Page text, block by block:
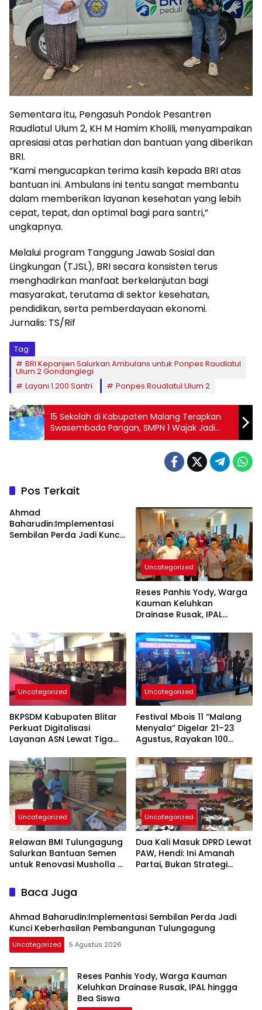
Sementara itu, Pengasuh Pondok Pesantren
Raudlatul Ulum 2, KH M Hamim Kholili, menyampaikan
apresiasi atas perhatian dan bantuan yang diberikan
BRI.
“Kami mengucapkan terima kasih kepada BRI atas
bantuan ini. Ambulans ini tentu sangat membantu
dalam memberikan layanan kesehatan yang lebih
cepat, tepat, dan optimal bagi para santri,”
ungkapnya.
Melalui program Tanggung Jawab Sosial dan
Lingkungan (TJSL), BRI secara konsisten terus
menghadirkan manfaat berkelanjutan bagi
masyarakat, terutama di sektor kesehatan,
pendidikan, serta pemberdayaan ekonomi.
Jurnalis: TS/Rif
Tag:
BRI Kepanjen Salurkan Ambulans untuk Ponpes Raudlatul
Ulum 2 Gondanglegi
Layani 1.200 Santri
Ponpes Roudlatul Ulum 2
15 Sekolah di Kabupaten Malang Terapkan
Swasembada Pangan, SMPN 1 Wajak Jadi
Percontohan
Pos Terkait
Ahmad
Baharudin:Implementasi
Sembilan Perda Jadi Kunci
Uncategorized
Reses Panhis Yody, Warga
Kauman Keluhkan
Drainase Rusak, IPAL
Uncategorized
BKPSDM Kabupaten Blitar
Perkuat Digitalisasi
Layanan ASN Lewat Tiga
Uncategorized
Festival Mbois 11 “Malang
Menyala” Digelar 21–23
Agustus, Rayakan 100
dan Status UNESCO
Uncategorized
Relawan BMI Tulungagung
Salurkan Bantuan Semen
untuk Renovasi Musholla Al
Uncategorized
Dua Kali Masuk DPRD Lewat
PAW, Hendi: Ini Amanah
Partai, Bukan Strategi
Baca Juga
Ahmad Baharudin:Implementasi Sembilan Perda Jadi
Kunci Keberhasilan Pembangunan Tulungagung
Uncategorized 5 Agustus 2026
Reses Panhis Yody, Warga Kauman
Keluhkan Drainase Rusak, IPAL hingga
Bea Siswa